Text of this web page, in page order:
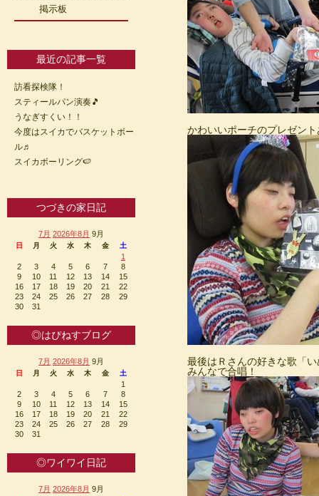
かわいいポーチのプレゼン
最後はＲさんの好きな歌「
みんなで合唱！
掲示板
最近の記事一覧
訪看探検隊！
スティールパン演奏🎵
うなぎすくい！！
今度はスイカでバスケットボー
ル♬
スイカボーリング🍉
つづきの家日記
7月 2026年8月 9月
日 月 火 水 木 金 土
1
2
3 4 5 6 7
8
9
10 11 12 13 14
15
16
17 18 19 20 21
22
23
24 25 26 27 28
29
30
31
◎はぴねすブログ
7月 2026年8月 9月
日 月 火 水 木 金 土
1
2
3 4 5 6 7
8
9
10 11 12 13 14
15
16
17 18 19 20 21
22
23
24 25 26 27 28
29
30
31
◎ワイワイ日記
7月 2026年8月 9月